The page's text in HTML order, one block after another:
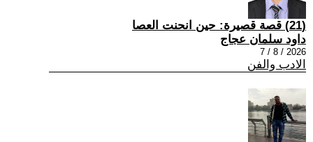
(21) قصة قصيرة: حين انحنت العصا
داود سلمان عجاج
2026 / 8 / 7
الادب والفن